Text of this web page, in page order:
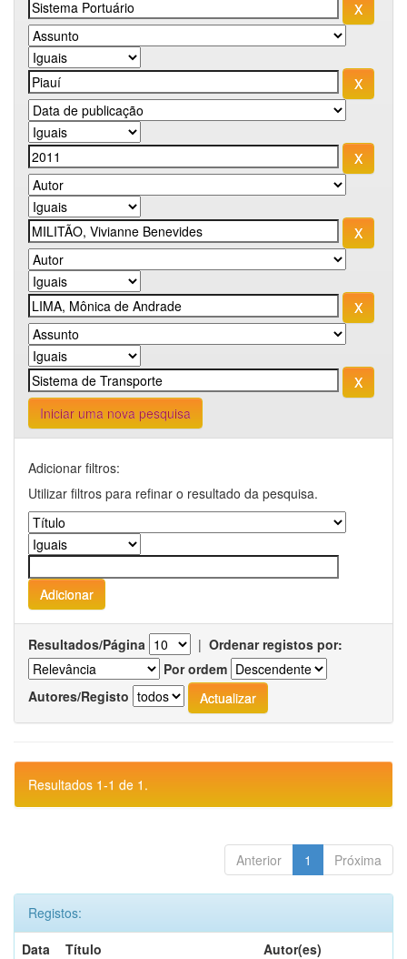
Iniciar uma nova pesquisa
Adicionar filtros:
Utilizar filtros para refinar o resultado da pesquisa.
Resultados/Página | Ordenar registos por:
Por ordem
Autores/Registo
Resultados 1-1 de 1.
Anterior 1 Próxima
Registos:
Data
Título
Autor(es)